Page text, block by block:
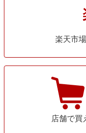
楽天市
店舗で買